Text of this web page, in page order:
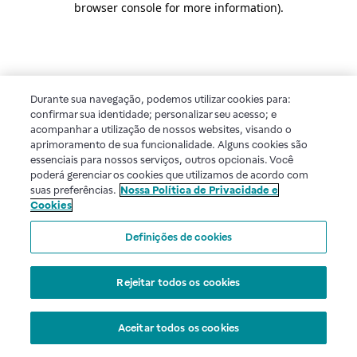
browser console for more information).
Durante sua navegação, podemos utilizar cookies para:
confirmar sua identidade; personalizar seu acesso; e
acompanhar a utilização de nossos websites, visando o
aprimoramento de sua funcionalidade. Alguns cookies são
essenciais para nossos serviços, outros opcionais. Você
poderá gerenciar os cookies que utilizamos de acordo com
suas preferências. Nossa Política de Privacidade e
Cookies
Definições de cookies
Rejeitar todos os cookies
Aceitar todos os cookies